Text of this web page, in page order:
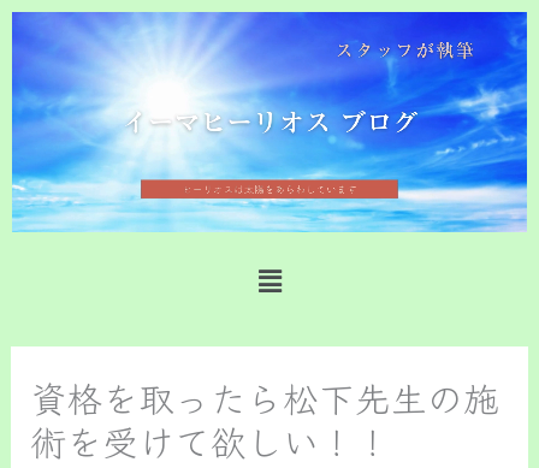
内
ス
ッ
プ
メ
ニ
ー
資格を取ったら松下先生の施
術を受けて欲しい！！